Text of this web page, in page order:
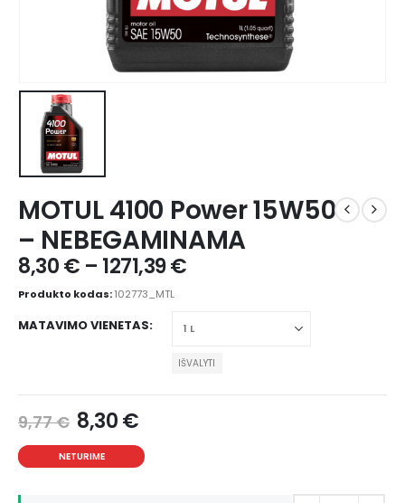
MOTUL 4100 Power 15W50
– NEBEGAMINAMA
8,30€ – 1271,39€
Produkto kodas:102773_MTL
MATAVIMO VIENETAS
IŠVALYTI
9,77€ 8,30€
NETURIME